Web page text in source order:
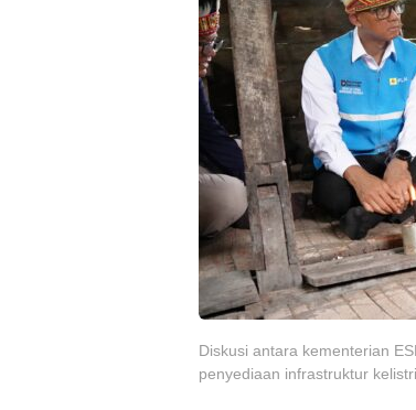
Diskusi antara kementerian
penyediaan infrastruktur